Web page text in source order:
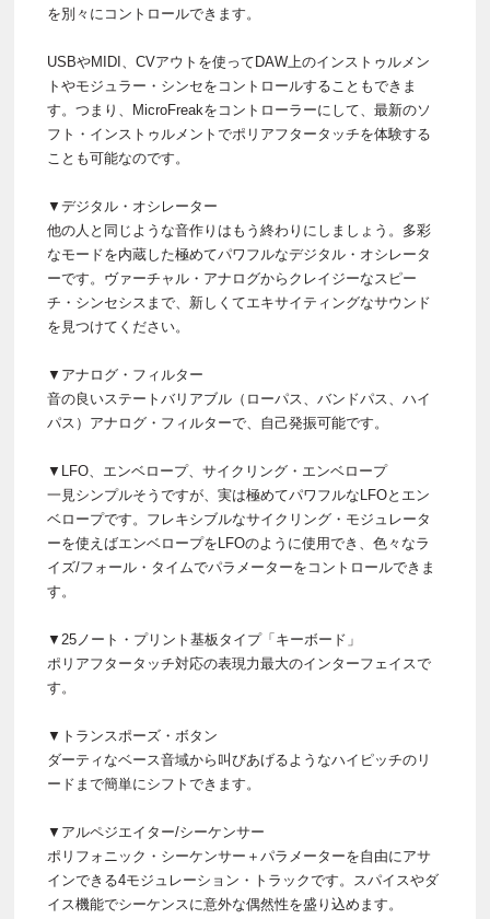
を別々にコントロールできます。
USBやMIDI、CVアウトを使ってDAW上のインストゥルメン
トやモジュラー・シンセをコントロールすることもできま
す。つまり、MicroFreakをコントローラーにして、最新のソ
フト・インストゥルメントでポリアフタータッチを体験する
ことも可能なのです。
▼デジタル・オシレーター
他の人と同じような音作りはもう終わりにしましょう。多彩
なモードを内蔵した極めてパワフルなデジタル・オシレータ
ーです。ヴァーチャル・アナログからクレイジーなスピー
チ・シンセシスまで、新しくてエキサイティングなサウンド
を見つけてください。
▼アナログ・フィルター
音の良いステートバリアブル（ローパス、バンドパス、ハイ
パス）アナログ・フィルターで、自己発振可能です。
▼LFO、エンベロープ、サイクリング・エンベロープ
一見シンプルそうですが、実は極めてパワフルなLFOとエン
ベロープです。フレキシブルなサイクリング・モジュレータ
ーを使えばエンベロープをLFOのように使用でき、色々なラ
イズ/フォール・タイムでパラメーターをコントロールできま
す。
▼25ノート・プリント基板タイプ「キーボード」
ポリアフタータッチ対応の表現力最大のインターフェイスで
す。
▼トランスポーズ・ボタン
ダーティなベース音域から叫びあげるようなハイピッチのリ
ードまで簡単にシフトできます。
▼アルペジエイター/シーケンサー
ポリフォニック・シーケンサー＋パラメーターを自由にアサ
インできる4モジュレーション・トラックです。スパイスやダ
イス機能でシーケンスに意外な偶然性を盛り込めます。